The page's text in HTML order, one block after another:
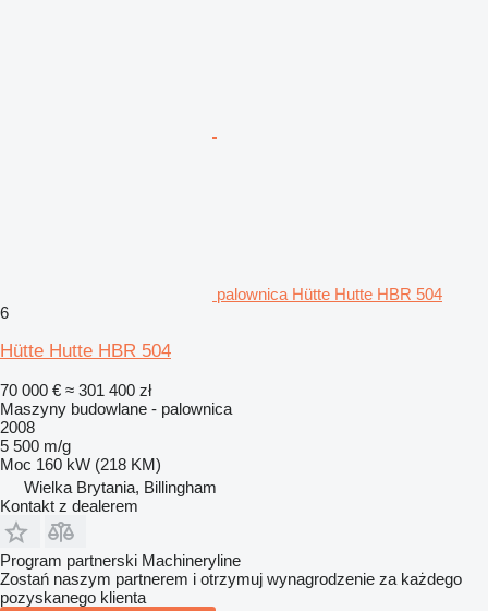
palownica Hütte Hutte HBR 504
6
Hütte Hutte HBR 504
70 000 € ≈ 301 400 zł
Maszyny budowlane - palownica
2008
5 500 m/g
Moc 160 kW (218 KM)
Wielka Brytania, Billingham
Kontakt z dealerem
Program partnerski Machineryline
Zostań naszym partnerem i otrzymuj wynagrodzenie za każdego
pozyskanego klienta